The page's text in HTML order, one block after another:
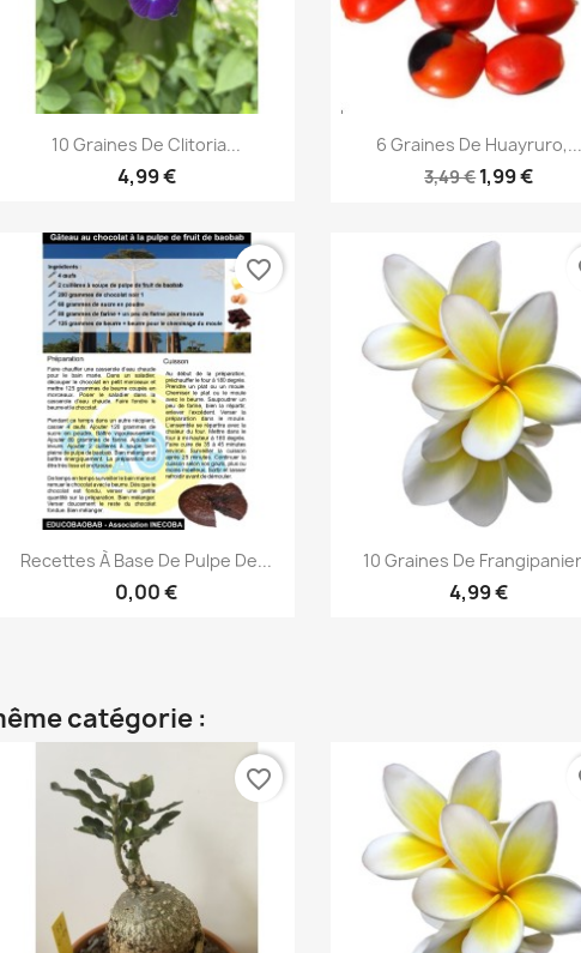
Aperçu rapide
10 Graines De Clitoria...
4,99 €
Aperçu rapide
6 Graines De Huayruro,...
3,49 €1,99 €
Aperçu rapide
Recettes À Base De Pulpe De...
0,00 €
favorite_border
Aperçu rapide
10 Graines De
4,99 €
catégorie :
favorite_border